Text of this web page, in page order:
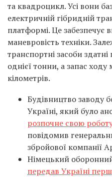
та квадроцикл. Усі вони
електричній гібридній
платформі. Це забезпечує
маневровість техніки.
транспортні засоби
однієї тонни, а запас
кілометрів.
Будівництво заводу
Україні, який було
розпочне свою
повідомив
збройової компанії
Німецький
передав Україні